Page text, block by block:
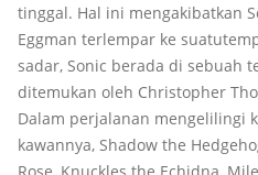
tinggal. Hal ini mengakibatkan
Eggman terlempar ke
sadar, Sonic berada di sebuah
ditemukan oleh Christopher
Dalam perjalanan mengelilingi
kawannya, Shadow the
Rose, Knuckles the Echidna,